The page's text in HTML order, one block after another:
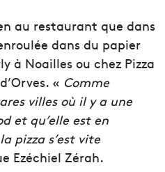
au restaurant que dans
dans du papier
à Noailles ou chez Pizza
« Comme
villes où il y a une
et qu’elle est en
pizza s’est vite
Ezéchiel Zérah.